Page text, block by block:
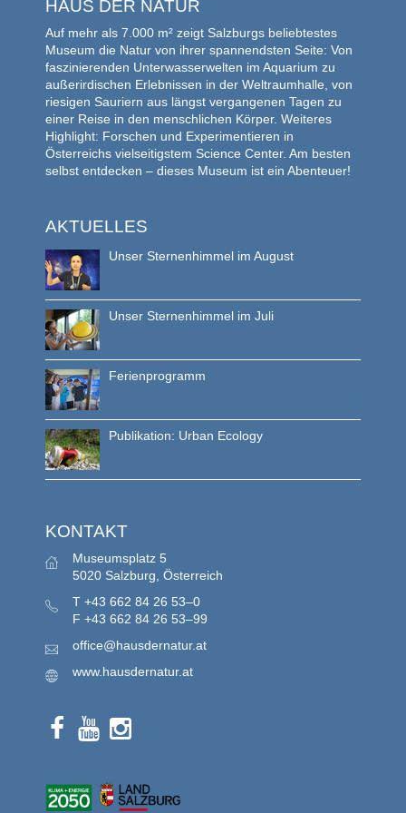
HAUS DER NATUR
Auf mehr als 7.000 m² zeigt Salzburgs beliebtestes
Museum die Natur von ihrer spannendsten Seite: Von
faszinierenden Unterwasserwelten im Aquarium zu
außerirdischen Erlebnissen in der Weltraumhalle, von
riesigen Sauriern aus längst vergangenen Tagen zu
einer Reise in den menschlichen Körper. Weiteres
Highlight: Forschen und Experimentieren in
Österreichs vielseitigstem Science Center. Am besten
selbst entdecken – dieses Museum ist ein Abenteuer!
AKTUELLES
Unser Sternenhimmel im August
Unser Sternenhimmel im Juli
Ferienprogramm
Publikation: Urban Ecology
KONTAKT
Museumsplatz 5
5020 Salzburg, Österreich
T +43 662 84 26 53–0
F +43 662 84 26 53–99
office@hausdernatur.at
www.hausdernatur.at